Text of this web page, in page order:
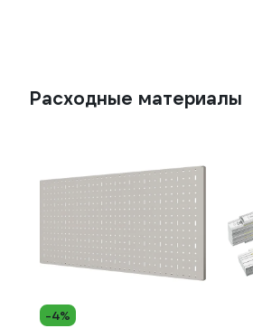
Расходные материалы
-4%